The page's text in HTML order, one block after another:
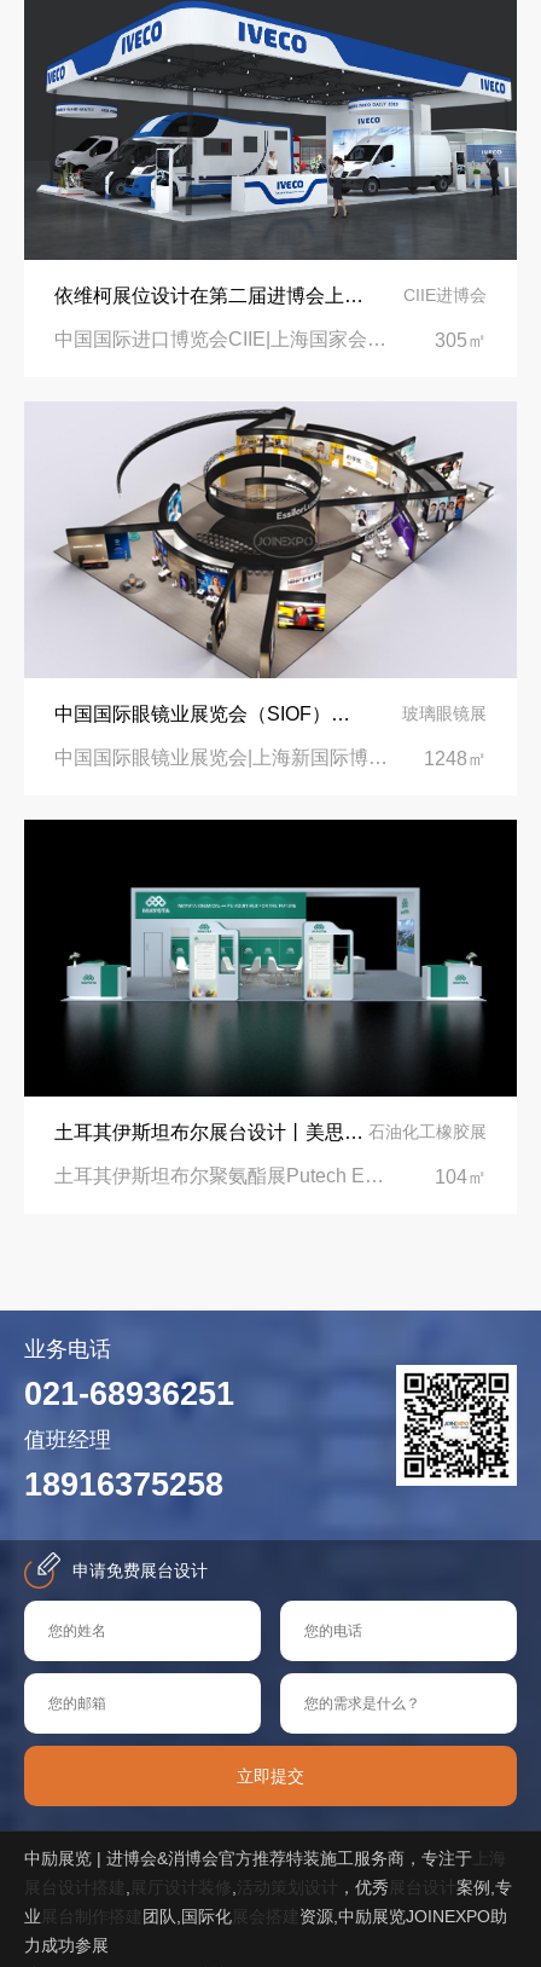
依维柯展位设计在第二届进博会上吸引万千瞩目 CIIE进博会
中国国际进口博览会CIIE|上海国家会展中心 305㎡
中国国际眼镜业展览会（SIOF）‌展台设计搭建-眼镜业巨头依视路陆逊梯卡 玻璃眼镜展
中国国际眼镜业展览会|上海新国际博览中心‌ 1248㎡
土耳其伊斯坦布尔展台设计丨美思德创新产品，打造聚氨酯行业标杆 石油化工橡胶展
土耳其伊斯坦布尔聚氨酯展Putech Eurasia|土耳其国际会展中心 104㎡
业务电话
021-68936251
值班经理
18916375258
申请免费展台设计
立即提交
中励展览 | 进博会&消博会官方推荐特装施工服务商，专注于 上海
展台设计搭建
展厅设计装修 活动策划设计 ，优秀 展台设计案例,专
业 展台制作搭建 团队,国际化 展会搭建 资源,中励展览JOINEXPO助
力成功参展